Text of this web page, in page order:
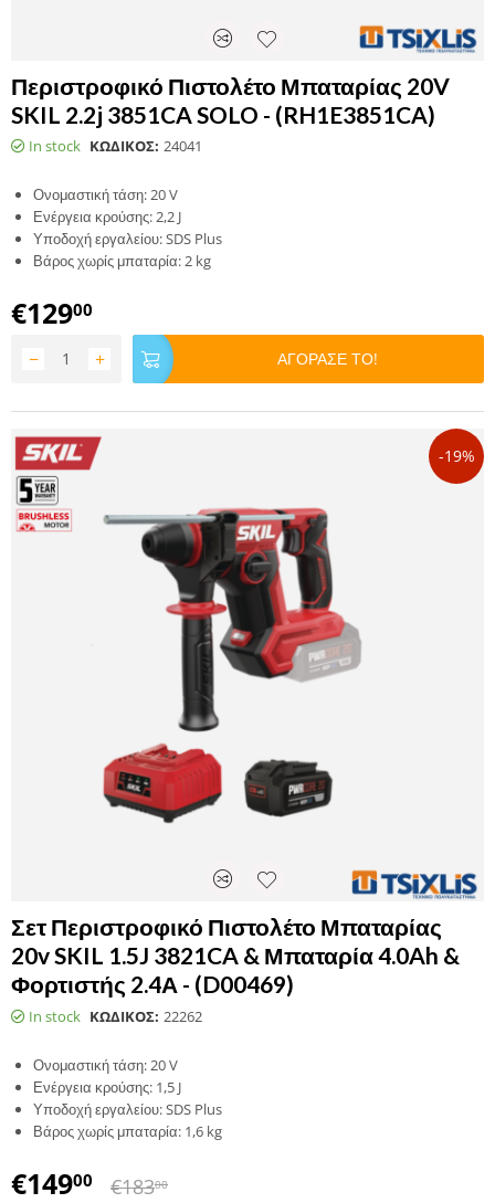
Περιστροφικό Πιστολέτο Μπαταρίας 20V
SKIL 2.2j 3851CA SOLO - (RH1E3851CA)
In stock ΚΩΔΙΚΟΣ: 24041
Ονομαστική τάση: 20 V
Ενέργεια κρούσης: 2,2 J
Υποδοχή εργαλείου: SDS Plus
Βάρος χωρίς μπαταρία: 2 kg
€12900
+
− ΑΓΟΡΑΣΕ ΤΟ!
-19%
Σετ Περιστροφικό Πιστολέτο Μπαταρίας
20v SKIL 1.5J 3821CA & Μπαταρία 4.0Ah &
Φορτιστής 2.4Α - (D00469)
In stock ΚΩΔΙΚΟΣ: 22262
Ονομαστική τάση: 20 V
Ενέργεια κρούσης: 1,5 J
Υποδοχή εργαλείου: SDS Plus
Βάρος χωρίς μπαταρία: 1,6 kg
€14900 €18300